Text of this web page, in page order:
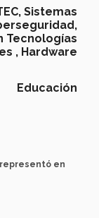
Sistemas
Tecnologías
, Hardware
Educación
representó en